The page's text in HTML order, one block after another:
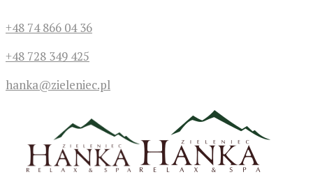
+48 74 866 04 36
+48 728 349 425
hanka@zieleniec.pl